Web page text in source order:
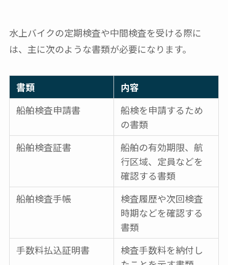
水上バイクの定期検査や中間検査を受ける際に
は、主に次のような書類が必要になります。
書類
内容
船舶検査申請書
船検を申請するため
の書類
船舶検査証書
船舶の有効期限、航
行区域、定員などを
確認する書類
船舶検査手帳
検査履歴や次回検査
時期などを確認する
書類
手数料払込証明書
検査手数料を納付し